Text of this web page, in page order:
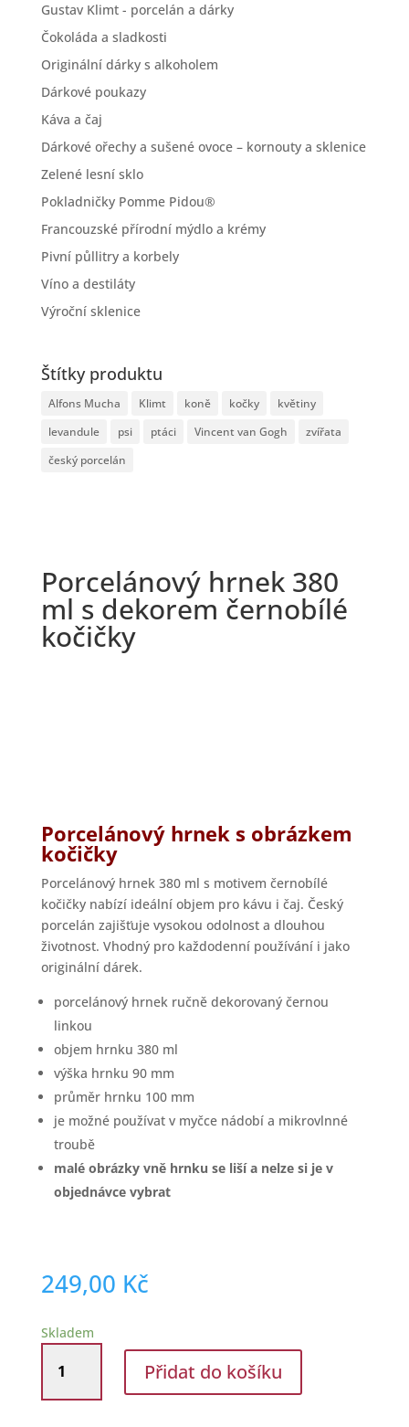
Gustav Klimt - porcelán a dárky
Čokoláda a sladkosti
Originální dárky s alkoholem
Dárkové poukazy
Káva a čaj
Dárkové ořechy a sušené ovoce – kornouty a sklenice
Zelené lesní sklo
Pokladničky Pomme Pidou®
Francouzské přírodní mýdlo a krémy
Pivní půllitry a korbely
Víno a destiláty
Výroční sklenice
Štítky produktu
Alfons Mucha Klimt koně kočky
květiny
levandule
psi ptáci Vincent van Gogh
zvířata
český porcelán
Porcelánový hrnek 380
ml s dekorem černobílé
kočičky
Porcelánový hrnek s obrázkem
kočičky
Porcelánový hrnek 380 ml s motivem černobílé
kočičky nabízí ideální objem pro kávu i čaj. Český
porcelán zajišťuje vysokou odolnost a dlouhou
životnost. Vhodný pro každodenní používání i jako
originální dárek.
porcelánový hrnek ručně dekorovaný černou
linkou
objem hrnku 380 ml
výška hrnku 90 mm
průměr hrnku 100 mm
je možné používat v myčce nádobí a mikrovlnné
troubě
malé obrázky vně hrnku se liší a nelze si je v
objednávce vybrat
249,00 Kč
Skladem
hrnek
380
Přidat do košíku